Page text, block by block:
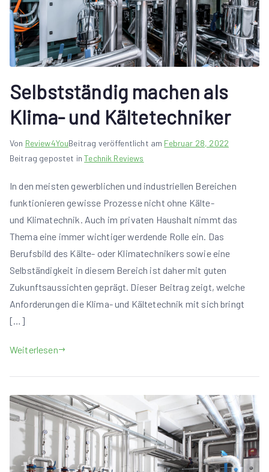
Selbstständig machen als
Klima- und Kältetechniker
Von Review4YouBeitrag veröffentlicht am Februar 28, 2022
Beitrag gepostet inTechnik Reviews
In den meisten gewerblichen und industriellen Bereichen
funktionieren gewisse Prozesse nicht ohne Kälte-
und Klimatechnik. Auch im privaten Haushalt nimmt das
Thema eine immer wichtiger werdende Rolle ein. Das
Berufsbild des Kälte- oder Klimatechnikers sowie eine
Selbständigkeit in diesem Bereich ist daher mit guten
Zukunftsaussichten geprägt. Dieser Beitrag zeigt, welche
Anforderungen die Klima- und Kältetechnik mit sich bringt
[…]
Weiterlesen